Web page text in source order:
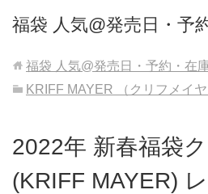
福袋 人気@発売日・予
福袋 人気@発売日・予約・在
KRIFF MAYER （クリフメイ
2022年 新春福袋
(KRIFF MAYER)